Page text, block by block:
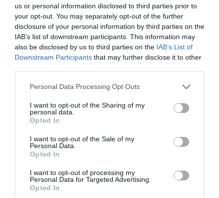
us or personal information disclosed to third parties prior to
your opt-out. You may separately opt-out of the further
disclosure of your personal information by third parties on the
IAB’s list of downstream participants. This information may
also be disclosed by us to third parties on the IAB’s List of
Downstream Participants that may further disclose it to other
Personal Data Processing Opt Outs
I want to opt-out of the Sharing of my
personal data.
Opted In
I want to opt-out of the Sale of my
Personal Data.
Opted In
I want to opt-out of processing my
Personal Data for Targeted Advertising.
Opted In
La vidéo a été tournée lors d’un ‘blitz’ dans le quartier
de Bolognina, avec l’autre conseiller municipal, Marco
Lisei, lui aussi ex « Forza Italia » et actuellement
« Fratelli d’Italia ».
L’épisode remonte au 1er novembre. Le but de la
vidéo, expliquent les exposants de « Fratelli d’Italia »,
est de montrer que les critères d’attribution de
le leitmotiv du film, qui parle de «discrimination» et de
purge» des Italiens, qui seraient «
critères d’attribution« . Les deux ‘apprentis cinéastes’
en discutent en se promenant parmi les bâtiments